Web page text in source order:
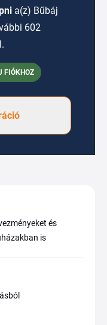
a(z) Bűbáj
602
FIÓKHOZ
és
is